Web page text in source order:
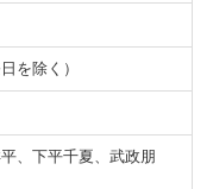
を除く）
、下平千夏、武政朋